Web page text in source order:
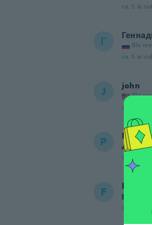
ca. 5 år
Г
Ble
ca. 5 år
J john
Ble
ca. 5 år
P Pawel
Ble
ca. 5 år
F Fleud
ca. 5 år